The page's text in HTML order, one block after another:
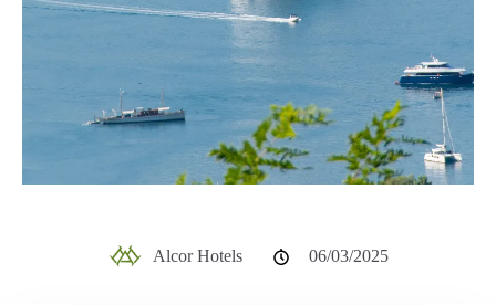
Alcor Hotels 06/03/2025